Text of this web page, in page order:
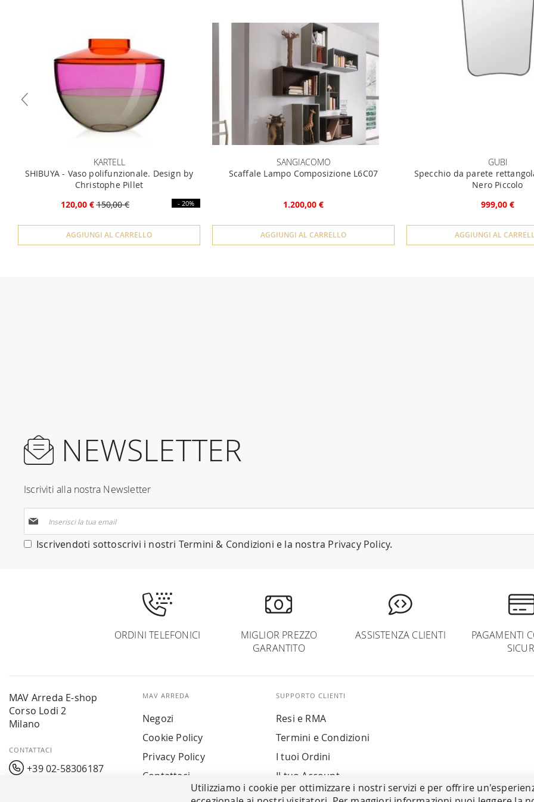
KARTELL
SHIBUYA - Vaso polifunzionale. Design by
Christophe Pillet
120,00 € 150,00 € - 20%
AGGIUNGI AL CARRELLO
SANGIACOMO
Scaffale Lampo Composizione L6C07
1.200,00 €
AGGIUNGI AL CARRELLO
GUBI
Specchio da parete
Nero Piccolo
999,00 €
AGGIUNGI AL
NEWSLETTER
Iscriviti alla nostra Newsletter
alla
nostra
Iscrivendoti sottoscrivi i nostri Termini & Condizioni e la nostra Privacy Policy.
ORDINI TELEFONICI
MIGLIOR PREZZO
GARANTITO
ASSISTENZA CLIENTI
PAGAMENTI
MAV Arreda E-shop
Corso Lodi 2
Milano
CONTATTACI
+39 02-58306187
MAV ARREDA
Negozi
Cookie Policy
Privacy Policy
Contattaci
SUPPORTO CLIENTI
Resi e RMA
Termini e Condizioni
I tuoi Ordini
Il tuo Account
Utilizziamo i cookie per ottimizzare i nostri servizi e per offrire